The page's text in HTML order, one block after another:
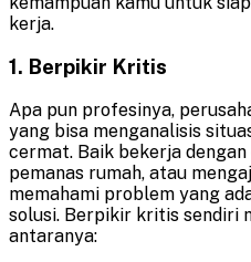
kerja.
1. Berpikir Kritis
Apa pun profesinya,
yang bisa menganalisis
cermat. Baik bekerja
pemanas rumah, atau
memahami problem yang
solusi. Berpikir kritis sendiri
antaranya: